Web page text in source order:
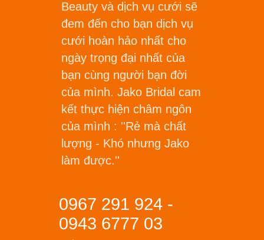
Beauty và dịch vụ cưới sẽ
đem đến cho bạn dịch vụ
cưới hoàn hảo nhất cho
ngày trọng đại nhất của
bạn cùng người bạn đời
của mình. Jako Bridal cam
kết thực hiện châm ngôn
của mình : ''Rẻ mà chất
lượng - Khó nhưng Jako
làm được.''
0967 291 924 -
0943 6777 03